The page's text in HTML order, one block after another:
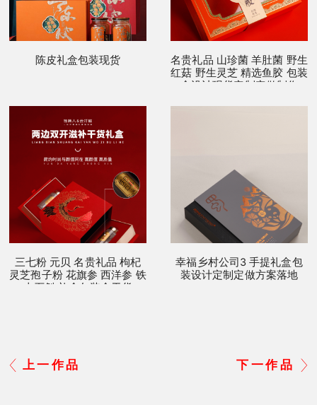
陈皮礼盒包装现货
名贵礼品 山珍菌 羊肚菌 野生
红菇 野生灵芝 精选鱼胶 包装
盒设计现货定制定做制作
三七粉 元贝 名贵礼品 枸杞
灵芝孢子粉 花旗参 西洋参 铁
皮石斛 礼盒包装盒干货
幸福乡村公司3 手提礼盒包
装设计定制定做方案落地
上一作品 下一作品